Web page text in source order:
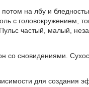
на лбу и
с го­ло­во­кру­же­ни­ем,
ча­стый, ма­лый,
со сно­ви­де­ни­я­ми.
для создания